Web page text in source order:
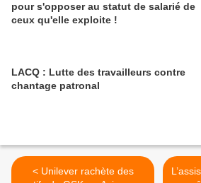
pour s'opposer au statut de salarié de
ceux qu'elle exploite !
LACQ : Lutte des travailleurs contre
chantage patronal
< Unilever rachète des